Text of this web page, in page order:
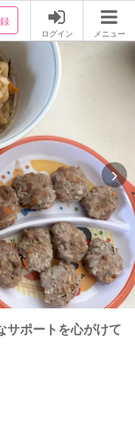
ログイン メニュー
サポートを心がけて